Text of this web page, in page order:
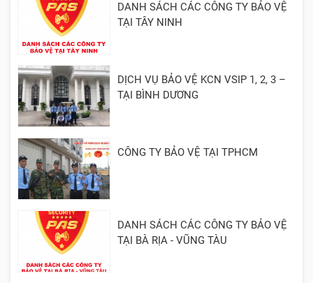
DANH SÁCH CÁC CÔNG TY BẢO VỆ
TẠI TÂY NINH
DỊCH VỤ BẢO VỆ KCN VSIP 1, 2, 3 –
TẠI BÌNH DƯƠNG
CÔNG TY BẢO VỆ TẠI TPHCM
DANH SÁCH CÁC CÔNG TY BẢO VỆ
TẠI BÀ RỊA - VŨNG TÀU